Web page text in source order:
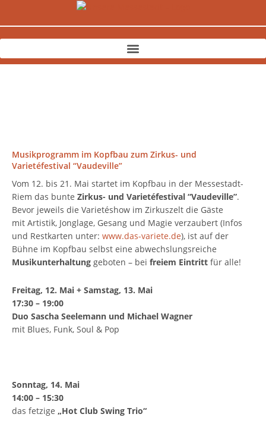
Musikprogramm im Kopfbau zum Zirkus- und
Varietéfestival “Vaudeville”
Vom 12. bis 21. Mai startet im Kopfbau in der Messestadt-
Riem das bunte Zirkus- und Varietéfestival “Vaudeville”.
Bevor jeweils die Varietéshow im Zirkuszelt die Gäste
mit Artistik, Jonglage, Gesang und Magie verzaubert (Infos
und Restkarten unter: www.das-variete.de), ist auf der
Bühne im Kopfbau selbst eine abwechslungsreiche
Musikunterhaltung geboten – bei freiem Eintritt für alle!
Freitag, 12. Mai + Samstag, 13. Mai
17:30 – 19:00
Duo Sascha Seelemann und Michael Wagner
mit Blues, Funk, Soul & Pop
Sonntag, 14. Mai
14:00 – 15:30
das fetzige „Hot Club Swing Trio“